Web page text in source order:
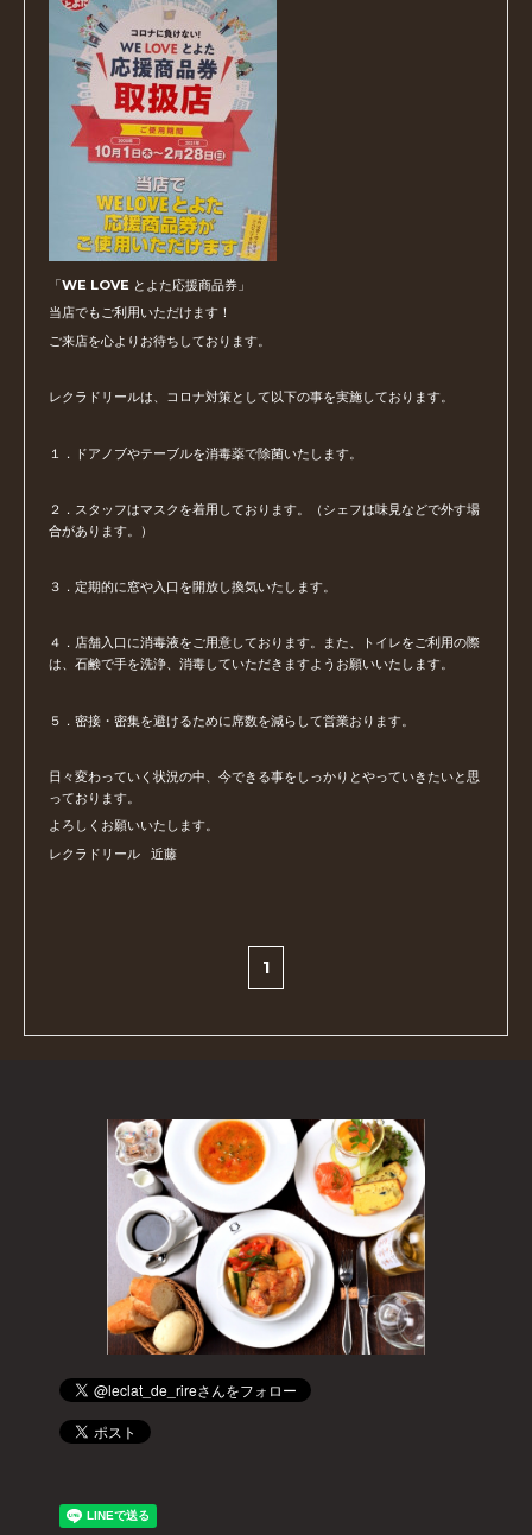
「WE LOVE とよた応援商品券」
当店でもご利用いただけます！
ご来店を心よりお待ちしております。
レクラドリールは、コロナ対策として以下の事を実施しております。
１．ドアノブやテーブルを消毒薬で除菌いたします。
２．スタッフはマスクを着用しております。（シェフは味見などで外す場
合があります。）
３．定期的に窓や入口を開放し換気いたします。
４．店舗入口に消毒液をご用意しております。また、トイレをご利用の際
は、石鹸で手を洗浄、消毒していただきますようお願いいたします。
５．密接・密集を避けるために席数を減らして営業おります。
日々変わっていく状況の中、今できる事をしっかりとやっていきたいと思
っております。
よろしくお願いいたします。
レクラドリール 近藤
1